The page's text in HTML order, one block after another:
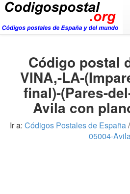
Código postal
VINA,-LA-
final)-(Pares-
Avila con
Ir a: Códigos Postales de España/
05004-